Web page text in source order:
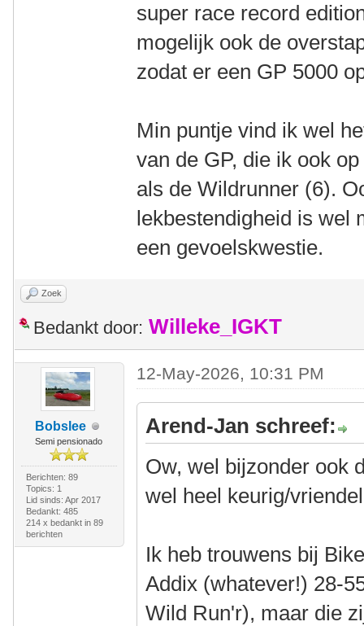
super race record
mogelijk ook de
zodat er een GP 5000
Min puntje vind ik wel
van de GP, die ik ook
als de Wildrunner (6).
lekbestendigheid is wel
een gevoelskwestie.
Zoek
Bedankt door: Willeke_IGKT
Bobslee
Semi pensionado
Berichten: 89
Topics: 1
Lid sinds: Apr 2017
Bedankt: 485
214 x bedankt in 89
berichten
12-May-2026, 10:31 PM
Arend-Jan schreef:
Ow, wel bijzonder ook
wel heel keurig/
Ik heb trouwens bij
Addix (whatever!) 28-
Wild Run'r), maar die